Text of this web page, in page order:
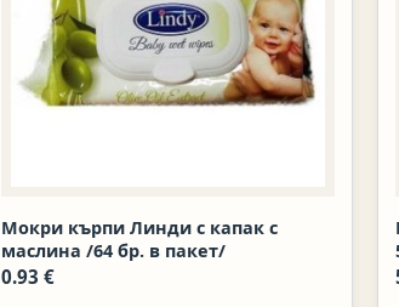
Мокри кърпи Линди с капак с
маслина /64 бр. в пакет/
0.93 €